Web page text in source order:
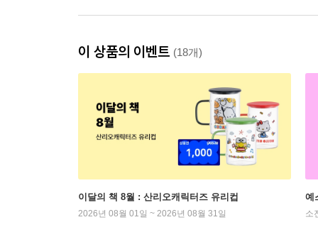
이 상품의 이벤트 (18개)
이달의 책 8월 : 산리오캐릭터즈 유리컵
2026년 08월 01일 ~ 2026년 08월 31일
예
소